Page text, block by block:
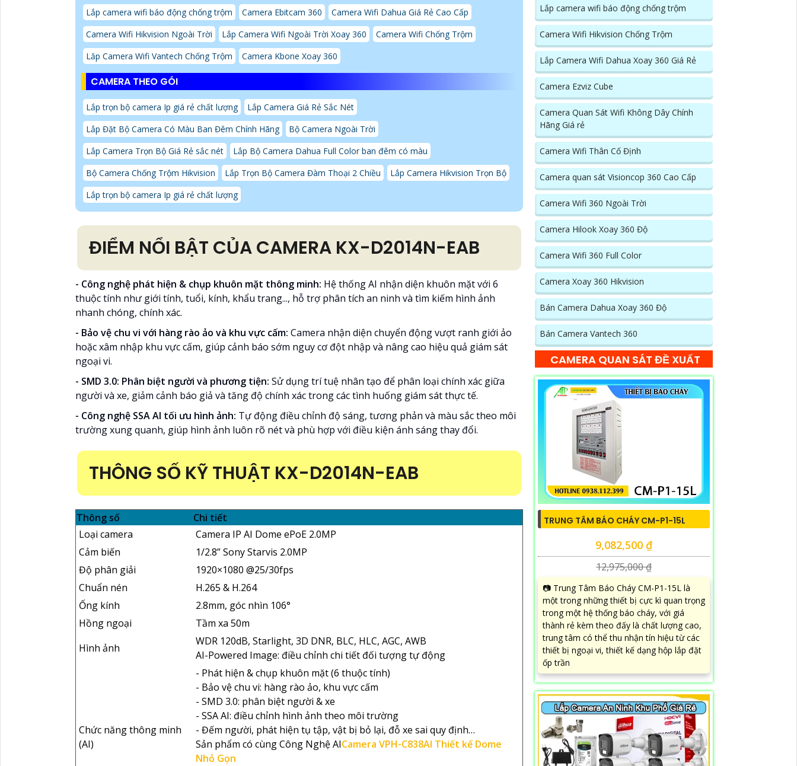
Lắp camera wifi báo động chống trộm Camera Ebitcam 360
Camera Wifi Dahua Giá Rẻ Cao Cấp
Camera Wifi Hikvision Ngoài Trời
Lắp Camera Wifi Ngoài Trời Xoay 360
Camera Wifi Chống Trộm
Lăp Camera Wifi Vantech Chống Trộm
Camera Kbone Xoay 360
CAMERA THEO GÓI
Lắp trọn bộ camera Ip giá rẻ chất lượng
Lắp Camera Giá Rẻ Sắc Nét
Lắp Đặt Bộ Camera Có Màu Ban Đêm Chính Hãng
Bộ Camera Ngoài Trời
Lắp Camera Trọn Bộ Giá Rẻ sắc nét
Lắp Bộ Camera Dahua Full Color ban đêm có màu
Bộ Camera Chống Trộm Hikvision
Lắp Trọn Bộ Camera Đàm Thoại 2 Chiều
Lắp Camera Hikvision Trọn Bộ
Lắp trọn bộ camera Ip giá rẻ chất lượng
ĐIỂM NỔI BẬT CỦA CAMERA KX-D2014N-EAB
- Công nghệ phát hiện & chụp khuôn mặt thông minh: Hệ thống AI nhận diện khuôn mặt với 6
thuộc tính như giới tính, tuổi, kính, khẩu trang..., hỗ trợ phân tích an ninh và tìm kiếm hình ảnh
nhanh chóng, chính xác.
- Bảo vệ chu vi với hàng rào ảo và khu vực cấm: Camera nhận diện chuyển động vượt ranh giới ảo
hoặc xâm nhập khu vực cấm, giúp cảnh báo sớm nguy cơ đột nhập và nâng cao hiệu quả giám sát
ngoại vi.
- SMD 3.0: Phân biệt người và phương tiện: Sử dụng trí tuệ nhân tạo để phân loại chính xác giữa
người và xe, giảm cảnh báo giả và tăng độ chính xác trong các tình huống giám sát thực tế.
- Công nghệ SSA AI tối ưu hình ảnh: Tự động điều chỉnh độ sáng, tương phản và màu sắc theo môi
trường xung quanh, giúp hình ảnh luôn rõ nét và phù hợp với điều kiện ánh sáng thay đổi.
THÔNG SỐ KỸ THUẬT KX-D2014N-EAB
Thông số
Chi tiết
Loại camera
Camera IP AI Dome ePoE 2.0MP
Cảm biến
1/2.8” Sony Starvis 2.0MP
Độ phân giải
1920×1080 @25/30fps
Chuẩn nén
H.265 & H.264
Ống kính
2.8mm, góc nhìn 106°
Hồng ngoại
Tầm xa 50m
Hình ảnh
WDR 120dB, Starlight, 3D DNR, BLC, HLC, AGC, AWB
AI-Powered Image: điều chỉnh chi tiết đối tượng tự động
Chức năng thông minh
(AI)
- Phát hiện & chụp khuôn mặt (6 thuộc tính)
- Bảo vệ chu vi: hàng rào ảo, khu vực cấm
- SMD 3.0: phân biệt người & xe
- SSA AI: điều chỉnh hình ảnh theo môi trường
- Đếm người, phát hiện tụ tập, vật bị bỏ lại, đỗ xe sai quy định…
Sản phẩm có cùng Công Nghệ AICamera VPH-C838AI Thiết kế Dome
Nhỏ Gọn
Lắp camera wifi báo động chống trộm
Camera Wifi Hikvision Chống Trộm
Lắp Camera Wifi Dahua Xoay 360 Giá Rẻ
Camera Ezviz Cube
Camera Quan Sát Wifi Không Dây Chính
Hãng Giá rẻ
Camera Wifi Thân Cố Định
Camera quan sát Visioncop 360 Cao Cấp
Camera Wifi 360 Ngoài Trời
Camera Hilook Xoay 360 Độ
Camera Wifi 360 Full Color
Camera Xoay 360 Hikvision
Bán Camera Dahua Xoay 360 Độ
Bán Camera Vantech 360
CAMERA QUAN SÁT ĐỀ XUẤT
TRUNG TÂM BÁO CHÁY CM-P1-15L
9,082,500 ₫
12,975,000 ₫
📷 Trung Tâm Báo Cháy CM-P1-15L là
một trong những thiết bị cực kì quan trọng
trong một hệ thống báo cháy, với giá
thành rẻ kèm theo đấy là chất lượng cao,
trung tâm có thể thu nhận tín hiệu từ các
thiết bị ngoại vi, thiết kế dạng hộp lắp đặt
ốp trần